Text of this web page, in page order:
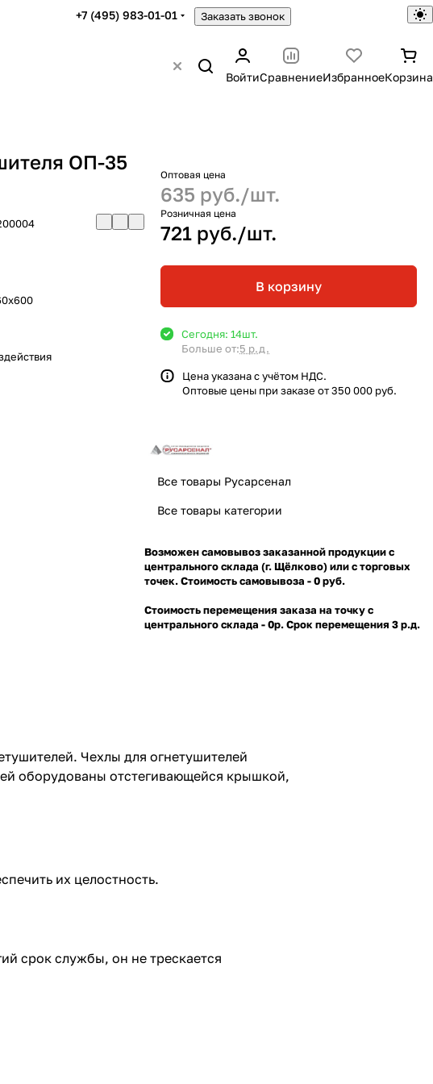
+7 (495) 983-01-01 Заказать звонок
ВойтиСравнениеИзбранноеКорзина
ОП-35
Оптовая цена
635 руб./шт.
Розничная цена
721 руб./шт.
В корзину
Сегодня: 14шт.
Больше от:5 р.д.
Цена указана с учётом НДС.
Оптовые цены при заказе от 350 000 руб.
Все товары Русарсенал
Все товары категории
Возможен самовывоз заказанной продукции с
центрального склада (г. Щёлково) или с торговых
точек. Стоимость самовывоза - 0 руб.
Стоимость перемещения заказа на точку с
центрального склада - 0р. Срок перемещения 3 р.д.
Чехлы для огнетушителей
оборудованы отстегивающейся крышкой,
их целостность.
срок службы, он не трескается